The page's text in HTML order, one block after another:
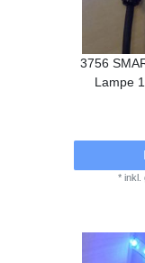
3756
Lampe
*inkl.